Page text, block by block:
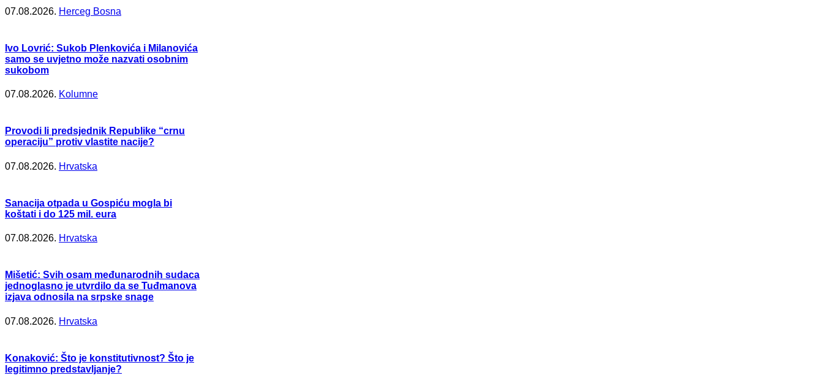
07.08.2026. Herceg Bosna
Ivo Lovrić: Sukob Plenkovića i Milanovića
samo se uvjetno može nazvati osobnim
sukobom
07.08.2026. Kolumne
Provodi li predsjednik Republike “crnu
operaciju” protiv vlastite nacije?
07.08.2026. Hrvatska
Sanacija otpada u Gospiću mogla bi
koštati i do 125 mil. eura
07.08.2026. Hrvatska
Mišetić: Svih osam međunarodnih sudaca
jednoglasno je utvrdilo da se Tuđmanova
izjava odnosila na srpske snage
07.08.2026. Hrvatska
Konaković: Što je konstitutivnost? Što je
legitimno predstavljanje?